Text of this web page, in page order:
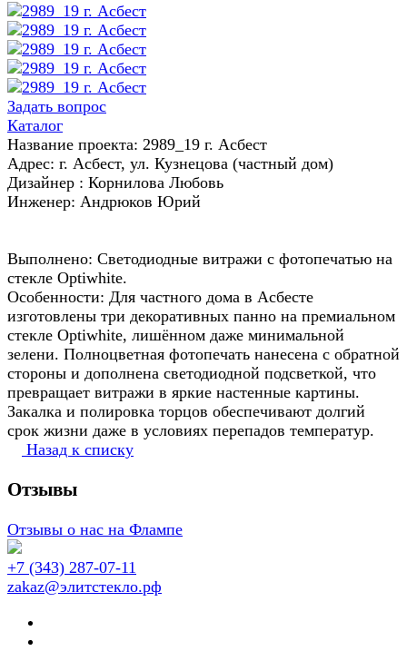
Задать вопрос
Каталог
Название проекта: 2989_19 г. Асбест
Адрес: г. Асбест, ул. Кузнецова (частный дом)
Дизайнер : Корнилова Любовь
Инженер: Андрюков Юрий
Выполнено: Светодиодные витражи с фотопечатью на
стекле Optiwhite.
Особенности: Для частного дома в Асбесте
изготовлены три декоративных панно на премиальном
стекле Optiwhite, лишённом даже минимальной
зелени. Полноцветная фотопечать нанесена с обратной
стороны и дополнена светодиодной подсветкой, что
превращает витражи в яркие настенные картины.
Закалка и полировка торцов обеспечивают долгий
срок жизни даже в условиях перепадов температур.
Назад к списку
Отзывы
Отзывы о нас на Флампе
+7 (343) 287-07-11
zakaz@элитстекло.рф